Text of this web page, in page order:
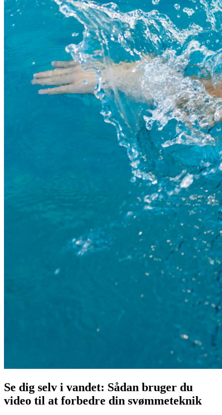
Se dig selv i vandet: Sådan bruger du
video til at forbedre din svømmeteknik